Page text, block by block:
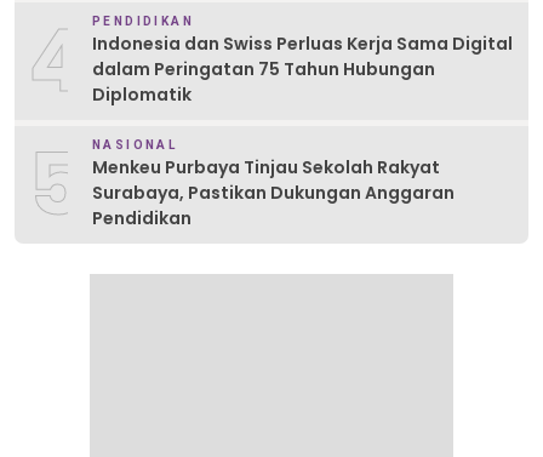
4 PENDIDIKAN
Indonesia dan Swiss Perluas Kerja Sama Digital
dalam Peringatan 75 Tahun Hubungan
Diplomatik
5 NASIONAL
Menkeu Purbaya Tinjau Sekolah Rakyat
Surabaya, Pastikan Dukungan Anggaran
Pendidikan